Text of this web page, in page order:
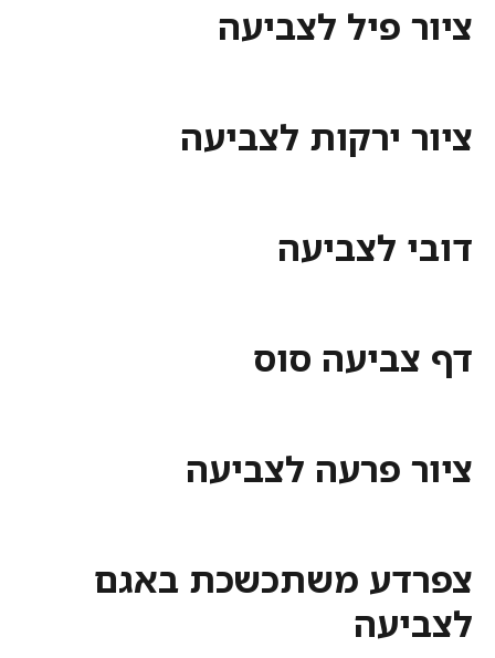
פיל לצביעה
ירקות לצביעה
לצביעה
סוס
פרעה לצביעה
משתכשכת באגם